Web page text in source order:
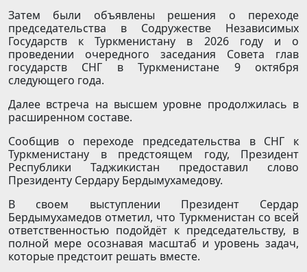
Затем были объявлены решения о переходе
председательства в Содружестве Независимых
Государств к Туркменистану в 2026 году и о
проведении очередного заседания Совета глав
государств СНГ в Туркменистане 9 октября
следующего года.
Далее встреча на высшем уровне продолжилась в
расширенном составе.
Сообщив о переходе председательства в СНГ к
Туркменистану в предстоящем году, Президент
Республики Таджикистан предоставил слово
Президенту Сердару Бердымухамедову.
В своем выступлении Президент Сердар
Бердымухамедов отметил, что Туркменистан со всей
ответственностью подойдёт к председательству, в
полной мере осознавая масштаб и уровень задач,
которые предстоит решать вместе.